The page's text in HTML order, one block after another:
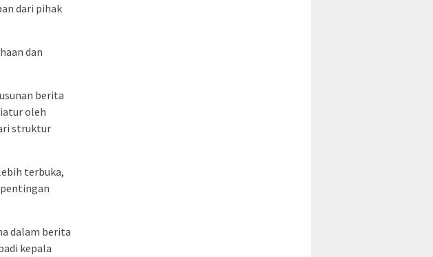
dari pihak
dan
berita
oleh
struktur
terbuka,
dalam berita
kepala